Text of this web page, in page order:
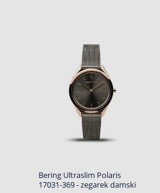
Bering Ultraslim Polaris
17031-369 - zegarek damski